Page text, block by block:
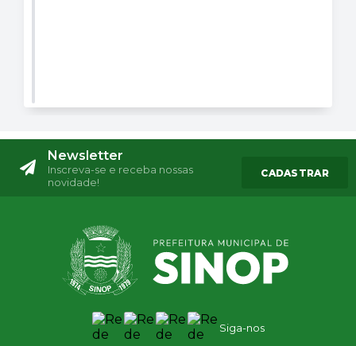
Newsletter
Inscreva-se e receba nossas
novidade!
CADASTRAR
Siga-nos